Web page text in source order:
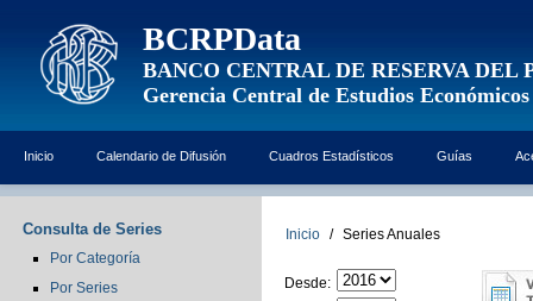
BCRPData
BANCO CENTRAL DE RESERVA DEL
Gerencia Central de Estudios Económicos
Inicio Calendario de Difusión Cuadros Estadísticos Guías
Consulta de Series
Por Categoría
Por Series
Inicio / Series Anuales
Desde: